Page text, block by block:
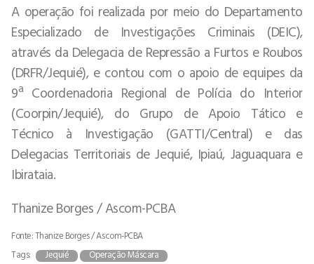
A operação foi realizada por meio do Departamento
Especializado de Investigações Criminais (DEIC),
através da Delegacia de Repressão a Furtos e Roubos
(DRFR/Jequié), e contou com o apoio de equipes da
9ª Coordenadoria Regional de Polícia do Interior
(Coorpin/Jequié), do Grupo de Apoio Tático e
Técnico à Investigação (GATTI/Central) e das
Delegacias Territoriais de Jequié, Ipiaú, Jaguaquara e
Ibirataia.
Thanize Borges / Ascom-PCBA
Fonte: Thanize Borges / Ascom-PCBA
Tags:
Jequié Operação Máscara